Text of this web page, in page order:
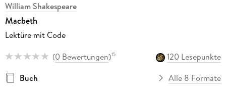
William Shakespeare
Macbeth
Lektüre mit Code
(0 Bewertungen)15
120 Lesepunkte
Buch
Alle 8 Formate